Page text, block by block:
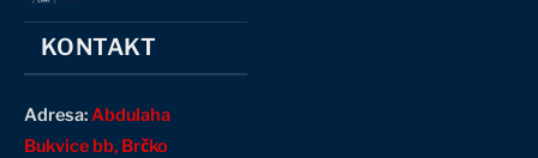
KONTAKT
Adresa:Abdulaha
Bukvice bb, Brčko